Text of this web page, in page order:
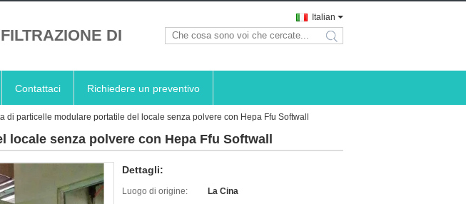
DI
Italian
search
Contattaci Richiedere un preventivo
di particelle modulare portatile del locale senza polvere con Hepa Ffu Softwall
senza polvere con Hepa Ffu Softwall
Dettagli:
Luogo di origine:
La Cina